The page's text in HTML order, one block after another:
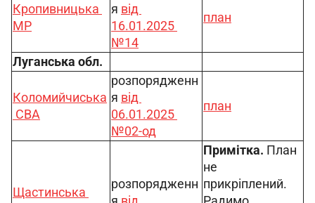
Кропивницька
МР
я від
16.01.2025
№14
план
Луганська обл.
Коломийчиська
СВА
розпорядженн
я від
06.01.2025
№02-од
план
Щастинська
розпорядженн
Примітка. План
не
прикріплений.